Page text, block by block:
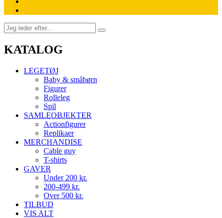
KATALOG
LEGETØJ
Baby & småbørn
Figurer
Rolleleg
Spil
SAMLEOBJEKTER
Actionfigurer
Replikaer
MERCHANDISE
Cable guy
T-shirts
GAVER
Under 200 kr.
200-499 kr.
Over 500 kr.
TILBUD
VIS ALT